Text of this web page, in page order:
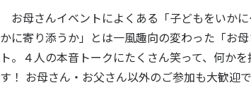
お母さんイベントによくある「子どもをいか
かに寄り添うか」とは一風趣向の変わった「お
ト。４人の本音トークにたくさん笑って、何か
す！ お母さん・お父さん以外のご参加も大歓迎で